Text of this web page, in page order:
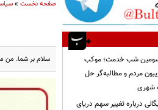
صفحه نخست»
سلام بر شما. من
سومین شب خدمت؛ موکب
مردم و مطالبه‌گر حل
شهری
درباره تغییر سهم دریای